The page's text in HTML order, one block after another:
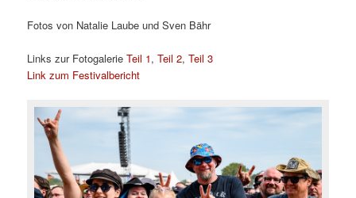
Fotos von Natalie Laube und Sven Bähr
Links zur FotogalerieTeil 1,Teil 2,Teil 3
Link zum Festivalbericht